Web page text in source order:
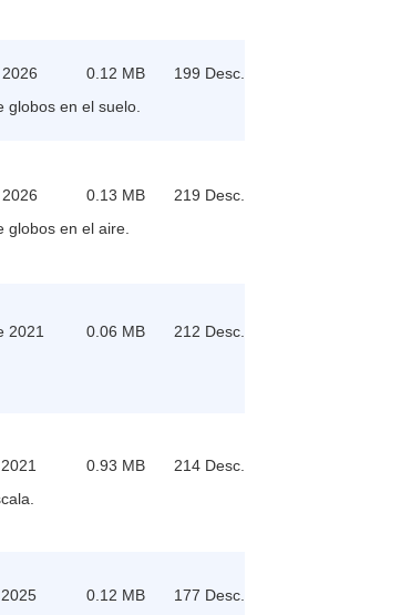
0.12 MB
199 Desc.
en el suelo.
0.13 MB
219 Desc.
globos en el aire.
2021 0.06 MB
212 Desc.
0.93 MB
214 Desc.
0.12 MB
177 Desc.